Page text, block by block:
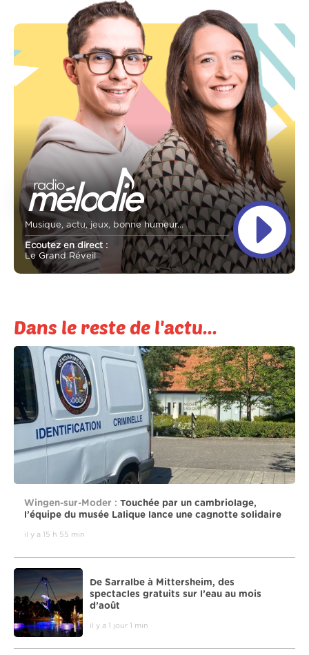
Musique, actu, jeux, bonne humeur...
Ecoutez en direct :
Le Grand Réveil
Dans le reste de l'actu...
Wingen-sur-Moder : Touchée par un cambriolage,
l’équipe du musée Lalique lance une cagnotte solidaire
il y a 15 h 55 min
De Sarralbe à Mittersheim, des
spectacles gratuits sur l’eau au mois
d’août
il y a 1 jour 1 min